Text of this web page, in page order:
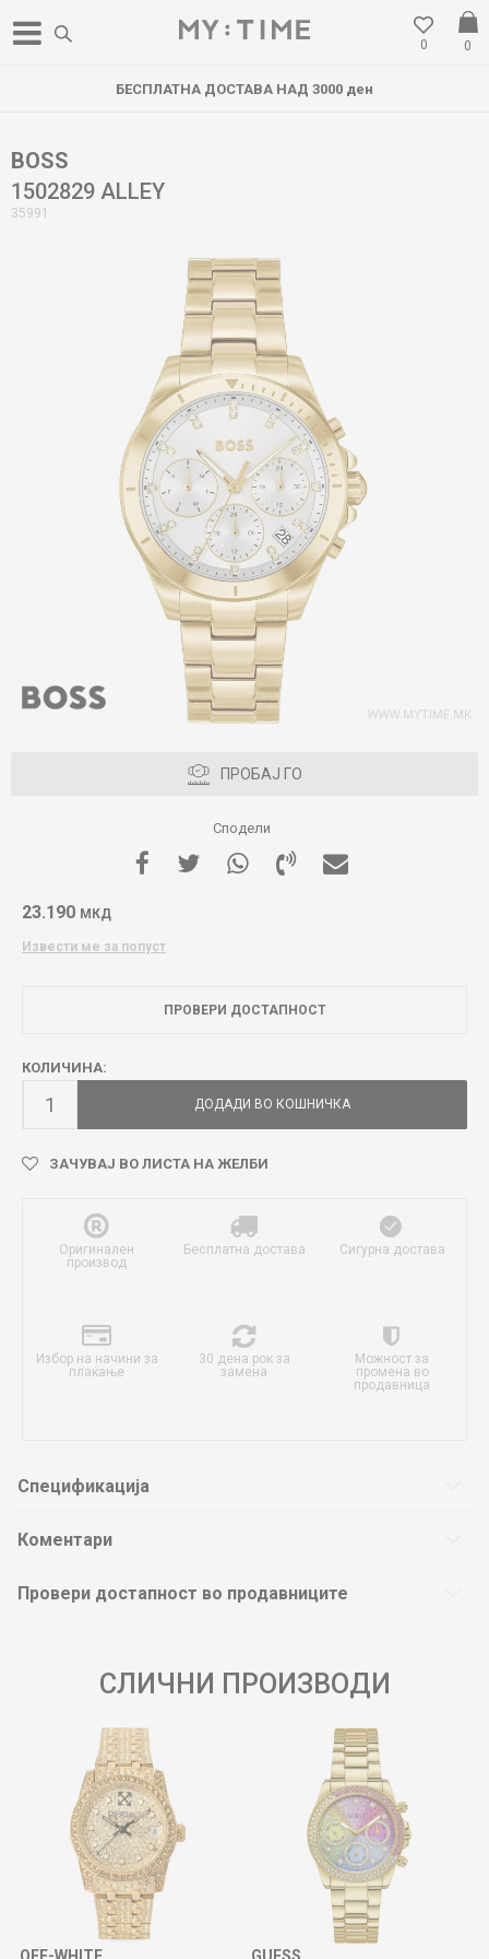
0
0
БЕСПЛАТНА ДОСТАВА НАД 3000 ден
BOSS
1502829 ALLEY
35991
ПРОБАЈ ГО
Сподели
23.190 МКД
Извести ме за попуст
ПРОВЕРИ ДОСТАПНОСТ
КОЛИЧИНА:
ДОДАДИ ВО КОШНИЧКА
ЗАЧУВАЈ ВО ЛИСТА НА ЖЕЛБИ
Оригинален
производ
Бесплатна достава Сигурна достава
Избор на начини за
плаќање
30 дена рок за
замена
Можност за
промена во
продавница
Спецификација
Коментари
Провери достапност во продавниците
СЛИЧНИ ПРОИЗВОДИ